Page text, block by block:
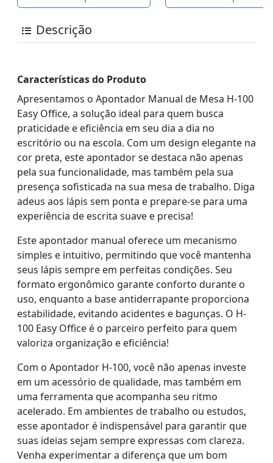
Descrição
Características do Produto
Apresentamos o Apontador Manual de Mesa H-100
Easy Office, a solução ideal para quem busca
praticidade e eficiência em seu dia a dia no
escritório ou na escola. Com um design elegante na
cor preta, este apontador se destaca não apenas
pela sua funcionalidade, mas também pela sua
presença sofisticada na sua mesa de trabalho. Diga
adeus aos lápis sem ponta e prepare-se para uma
experiência de escrita suave e precisa!
Este apontador manual oferece um mecanismo
simples e intuitivo, permitindo que você mantenha
seus lápis sempre em perfeitas condições. Seu
formato ergonômico garante conforto durante o
uso, enquanto a base antiderrapante proporciona
estabilidade, evitando acidentes e bagunças. O H-
100 Easy Office é o parceiro perfeito para quem
valoriza organização e eficiência!
Com o Apontador H-100, você não apenas investe
em um acessório de qualidade, mas também em
uma ferramenta que acompanha seu ritmo
acelerado. Em ambientes de trabalho ou estudos,
esse apontador é indispensável para garantir que
suas ideias sejam sempre expressas com clareza.
Venha experimentar a diferença que um bom